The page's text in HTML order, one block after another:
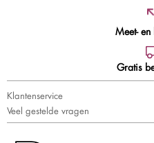
Meet- en
Gratis
Klantenservice
Veel gestelde vragen